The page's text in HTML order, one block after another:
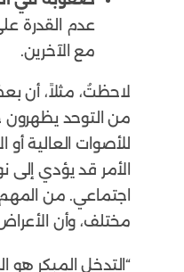
عدم القدرة
مع الآخرين.
لاحظتُ، مثلاً، أن
من التوحد
للأصوات العالية
الأمر قد يؤدي
اجتماعي. من
مختلف، وأن
“التدخل المبكر هو